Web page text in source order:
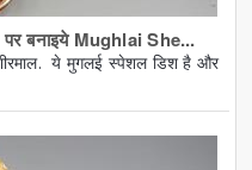
बनाइये Mughlai She...
ये मुगलई स्पेशल डिश है और